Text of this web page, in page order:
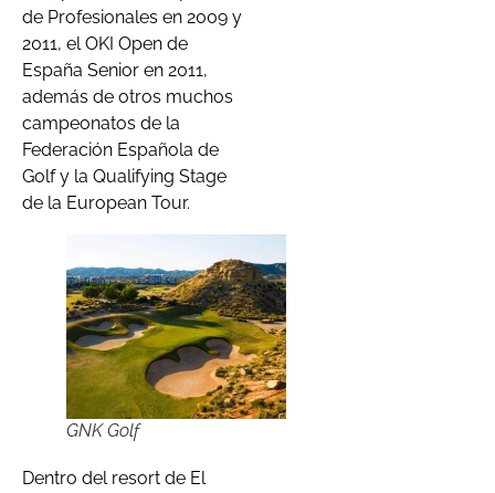
de Profesionales en 2009 y
2011, el OKI Open de
España Senior en 2011,
además de otros muchos
campeonatos de la
Federación Española de
Golf y la Qualifying Stage
de la European Tour.
GNK Golf
Dentro del resort de El